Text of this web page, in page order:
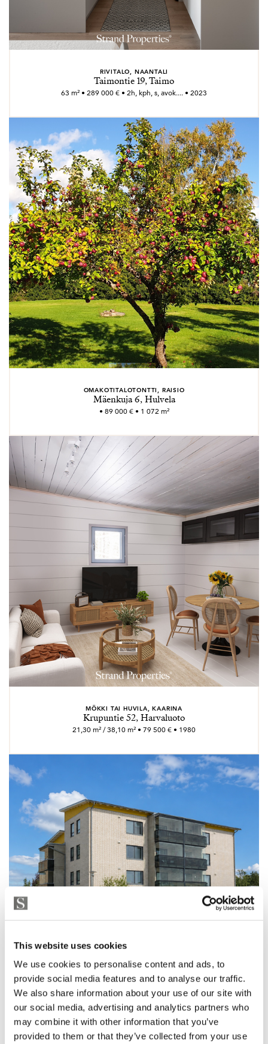
This website uses cookies
We use cookies to personalise content and ads, to
provide social media features and to analyse our traffic.
We also share information about your use of our site with
our social media, advertising and analytics partners who
may combine it with other information that you’ve
provided to them or that they’ve collected from your use
RIVITALO, NAANTALI
Taimontie 19, Taimo
63 m² • 289 000 € • 2h, kph, s, avok.... • 2023
OMAKOTITALOTONTTI, RAISIO
Mäenkuja 6, Hulvela
• 89 000 € • 1 072 m²
MÖKKI TAI HUVILA, KAARINA
Krupuntie 52, Harvaluoto
21,30 m² / 38,10 m² • 79 500 € • 1980
KERROSTALO, KAARINA
Koroistenkuja 4, Piikkiö